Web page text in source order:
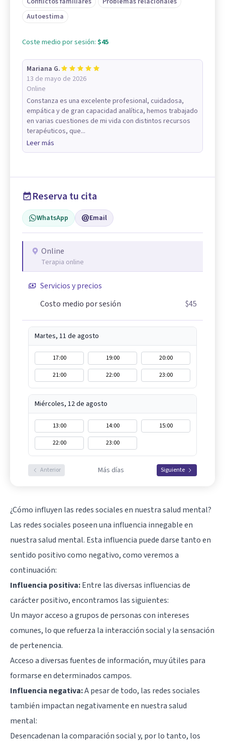
Autoestima
Coste medio por sesión: $45
Mariana G.
13 de mayo de 2026
Online
Constanza es una excelente profesional, cuidadosa,
empática y de gran capacidad analítica, hemos trabajado
en varias cuestiones de mi vida con distintos recursos
terapéuticos, que...
Leer más
Reserva tu cita
WhatsApp Email
Online
Terapia online
Servicios y precios
Costo medio por sesión
$45
Martes, 11 de agosto
17:00 19:00
20:00
21:00
22:00 23:00
Miércoles, 12 de agosto
13:00 14:00
15:00
22:00
23:00
Anterior Más días Siguiente
¿Cómo influyen las redes sociales en nuestra salud mental?
Las redes sociales poseen una influencia innegable en
nuestra salud mental. Esta influencia puede darse tanto en
sentido positivo como negativo, como veremos a
continuación:
Influencia positiva:Entre las diversas influencias de
carácter positivo, encontramos las siguientes:
Un mayor acceso a grupos de personas con intereses
comunes, lo que refuerza la interacción social y la sensación
de pertenencia.
Acceso a diversas fuentes de información, muy útiles para
formarse en determinados campos.
Influencia negativa:A pesar de todo, las redes sociales
también impactan negativamente en nuestra salud
mental:
Desencadenan la comparación social y, por lo tanto, los